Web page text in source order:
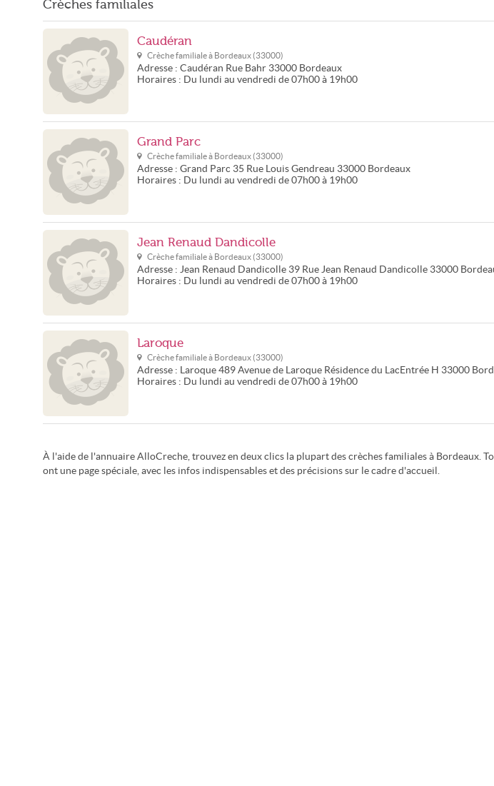
Crèches familiales
Caudéran
Crèche familiale à Bordeaux (33000)
Adresse : Caudéran Rue Bahr 33000 Bordeaux
Horaires : Du lundi au vendredi de 07h00 à 19h00
Grand Parc
Crèche familiale à Bordeaux (33000)
Adresse : Grand Parc 35 Rue Louis Gendreau 33000 Bordeaux
Horaires : Du lundi au vendredi de 07h00 à 19h00
Jean Renaud Dandicolle
Crèche familiale à Bordeaux (33000)
Adresse : Jean Renaud Dandicolle 39 Rue Jean Renaud Dandicolle 33000
Horaires : Du lundi au vendredi de 07h00 à 19h00
Laroque
Crèche familiale à Bordeaux (33000)
Adresse : Laroque 489 Avenue de Laroque Résidence du LacEntrée H 33000
Horaires : Du lundi au vendredi de 07h00 à 19h00
À l'aide de l'annuaire AlloCreche, trouvez en deux clics la plupart des crèches familiales à Bordeaux.
ont une page spéciale, avec les infos indispensables et des précisions sur le cadre d'accueil.